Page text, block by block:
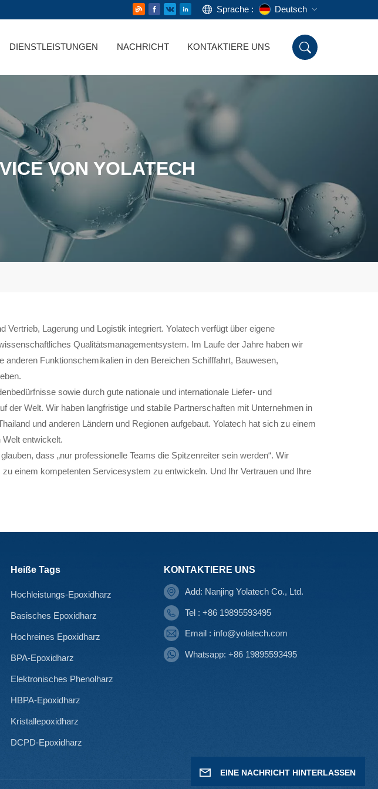
Sprache : Deutsch
DIENSTLEISTUNGEN NACHRICHT KONTAKTIERE UNS
VON YOLATECH
Lagerung und Logistik integriert. Yolatech verfügt über eigene
Qualitätsmanagementsystem. Im Laufe der Jahre haben wir
Funktionschemikalien in den Bereichen Schifffahrt, Bauwesen,
sowie durch gute nationale und internationale Liefer- und
der Welt. Wir haben langfristige und stabile Partnerschaften mit Unternehmen in
und anderen Ländern und Regionen aufgebaut. Yolatech hat sich zu einem
Welt entwickelt.
dass „nur professionelle Teams die Spitzenreiter sein werden“. Wir
einem kompetenten Servicesystem zu entwickeln. Und Ihr Vertrauen und Ihre
Heiße Tags
Hochleistungs-Epoxidharz
Basisches Epoxidharz
Hochreines Epoxidharz
BPA-Epoxidharz
Elektronisches Phenolharz
HBPA-Epoxidharz
Kristallepoxidharz
DCPD-Epoxidharz
KONTAKTIERE UNS
Add: Nanjing Yolatech Co., Ltd.
Tel : +86 19895593495
Email : info@yolatech.com
Whatsapp: +86 19895593495
EINE NACHRICHT HINTERLASSEN